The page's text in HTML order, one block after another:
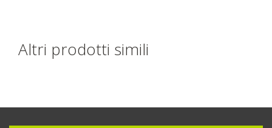
Altri prodotti simili